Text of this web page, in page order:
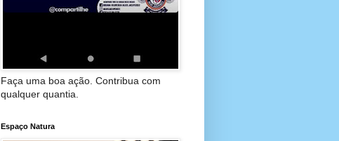
Faça uma boa ação. Contribua com
qualquer quantia.
Espaço Natura